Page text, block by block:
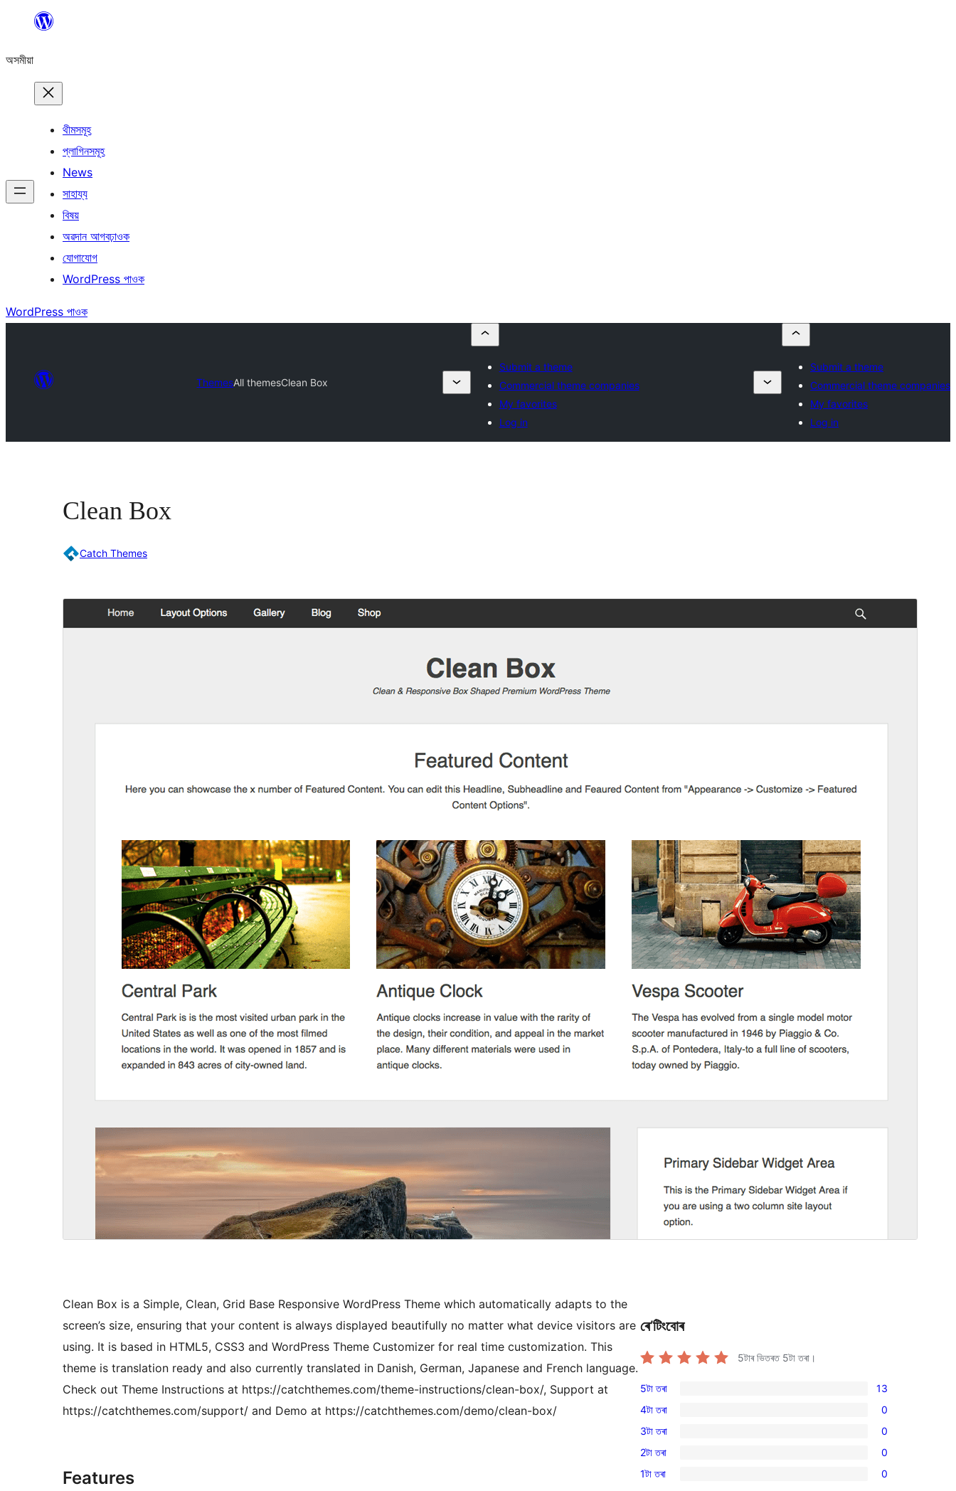
বিষয়বস্তুলৈ
অসমীয়া
থীমসমূহ
প্লাগিনসমূহ
News
সাহায্য
বিষয়
অৱদান আগবঢ়াওক
যোগাযোগ
WordPress পাওক
WordPress পাওক
ThemesAll themesClean Box
Submit a theme
Commercial theme companies
My favorites
Log in
Submit a theme
Commercial theme companies
My favorites
Log in
Clean Box
Catch Themes
Theme homepage
Clean Box is a Simple, Clean, Grid Base Responsive WordPress Theme which automatically adapts to the
screen’s size, ensuring that your content is always displayed beautifully no matter what device visitors are
using. It is based in HTML5, CSS3 and WordPress Theme Customizer for real time customization. This
theme is translation ready and also currently translated in Danish, German, Japanese and French language.
Check out Theme Instructions at https://catchthemes.com/theme-instructions/clean-box/, Support at
https://catchthemes.com/support/ and Demo at https://catchthemes.com/demo/clean-box/
Features
ৰে’টিংবোৰ
5টাৰ ভিতৰত 5টা তৰা।
13
5-
star
reviews
5টা তৰা 13
0
4-
star
reviews
4টা তৰা 0
0
3-
star
3টা তৰা 0
0
2-
2টা তৰা 0
0
1টা তৰা 0